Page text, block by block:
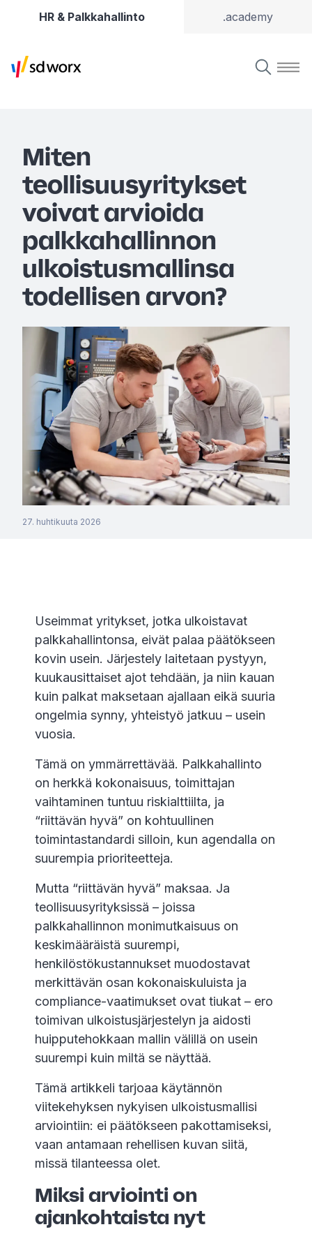
HR & Palkkahallinto .academy
Miten
teollisuusyritykset
voivat arvioida
palkkahallinnon
ulkoistusmallinsa
todellisen arvon?
27. huhtikuuta 2026
Useimmat yritykset, jotka ulkoistavat
palkkahallintonsa, eivät palaa päätökseen
kovin usein. Järjestely laitetaan pystyyn,
kuukausittaiset ajot tehdään, ja niin kauan
kuin palkat maksetaan ajallaan eikä suuria
ongelmia synny, yhteistyö jatkuu – usein
vuosia.
Tämä on ymmärrettävää. Palkkahallinto
on herkkä kokonaisuus, toimittajan
vaihtaminen tuntuu riskialttiilta, ja
“riittävän hyvä” on kohtuullinen
toimintastandardi silloin, kun agendalla on
suurempia prioriteetteja.
Mutta “riittävän hyvä” maksaa. Ja
teollisuusyrityksissä – joissa
palkkahallinnon monimutkaisuus on
keskimääräistä suurempi,
henkilöstökustannukset muodostavat
merkittävän osan kokonaiskuluista ja
compliance-vaatimukset ovat tiukat – ero
toimivan ulkoistusjärjestelyn ja aidosti
huipputehokkaan mallin välillä on usein
suurempi kuin miltä se näyttää.
Tämä artikkeli tarjoaa käytännön
viitekehyksen nykyisen ulkoistusmallisi
arviointiin: ei päätökseen pakottamiseksi,
vaan antamaan rehellisen kuvan siitä,
missä tilanteessa olet.
Miksi arviointi on
ajankohtaista nyt